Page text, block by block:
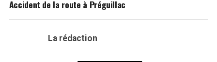
Accident de la route à Préguillac
La rédaction